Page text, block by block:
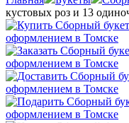
кустовых роз и 13